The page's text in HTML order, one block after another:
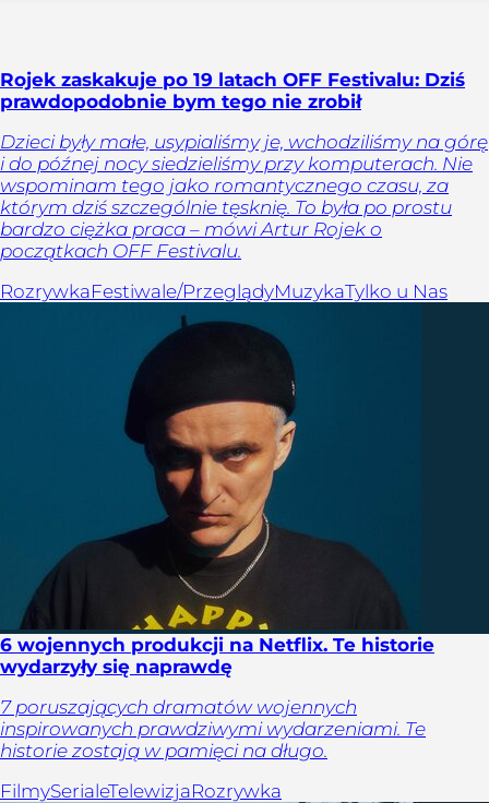
Rojek zaskakuje po 19 latach OFF Festivalu: Dziś
prawdopodobnie bym tego nie zrobił
Dzieci były małe, usypialiśmy je, wchodziliśmy na górę
i do późnej nocy siedzieliśmy przy komputerach. Nie
wspominam tego jako romantycznego czasu, za
którym dziś szczególnie tęsknię. To była po prostu
bardzo ciężka praca – mówi Artur Rojek o
początkach OFF Festivalu.
RozrywkaFestiwale/PrzeglądyMuzykaTylko u Nas
6 wojennych produkcji na Netflix. Te historie
wydarzyły się naprawdę
7 poruszających dramatów wojennych
inspirowanych prawdziwymi wydarzeniami. Te
historie zostają w pamięci na długo.
FilmySerialeTelewizjaRozrywka